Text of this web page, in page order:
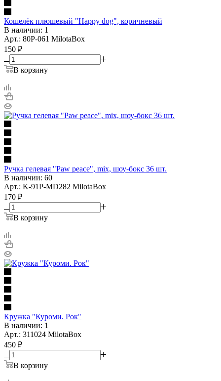
Кошелёк плюшевый "Happy dog", коричневый
В наличии: 1
Арт.: 80P-061 MilotaBox
150 ₽
В корзину
Ручка гелевая "Paw peace", mix, шоу-бокс 36 шт.
В наличии: 60
Арт.: K-91P-MD282 MilotaBox
170 ₽
В корзину
Кружка "Куроми. Рок"
В наличии: 1
Арт.: 311024 MilotaBox
450 ₽
В корзину